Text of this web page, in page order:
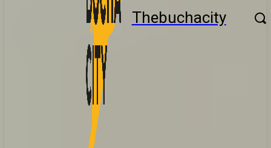
Thebuchacity